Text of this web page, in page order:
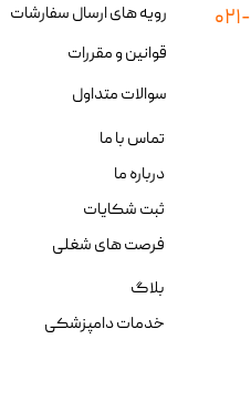
رویه های ارسال سفارشات
قوانین و مقررات
سوالات متداول
تماس با ما
درباره ما
ثبت شکایات
فرصت های شغلی
بلاگ
خدمات دامپزشکی